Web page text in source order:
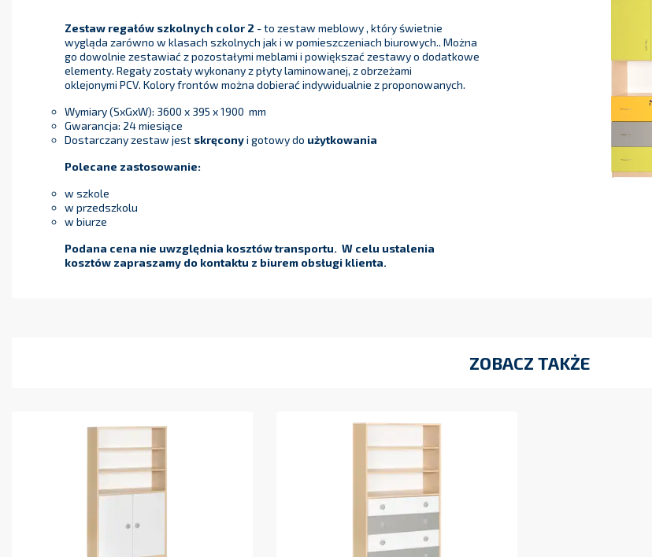
Zestaw regałów szkolnych color 2 - to zestaw meblowy , który świetnie
wygląda zarówno w klasach szkolnych jak i w pomieszczeniach biurowych.. Można
go dowolnie zestawiać z pozostałymi meblami i powiększać zestawy o dodatkowe
elementy. Regały zostały wykonany z płyty laminowanej, z obrzeżami
oklejonymi PCV. Kolory frontów można dobierać indywidualnie z proponowanych.
Wymiary (SxGxW): 3600 x 395 x 1900 mm
Gwarancja: 24 miesiące
Dostarczany zestaw jest skręconyi gotowy do użytkowania
Polecane zastosowanie:
w szkole
w przedszkolu
w biurze
Podana cena nie uwzględnia kosztów transportu. W celu ustalenia
kosztów zapraszamy do kontaktu z biurem obsługi klienta.
ZOBACZ TAKŻE